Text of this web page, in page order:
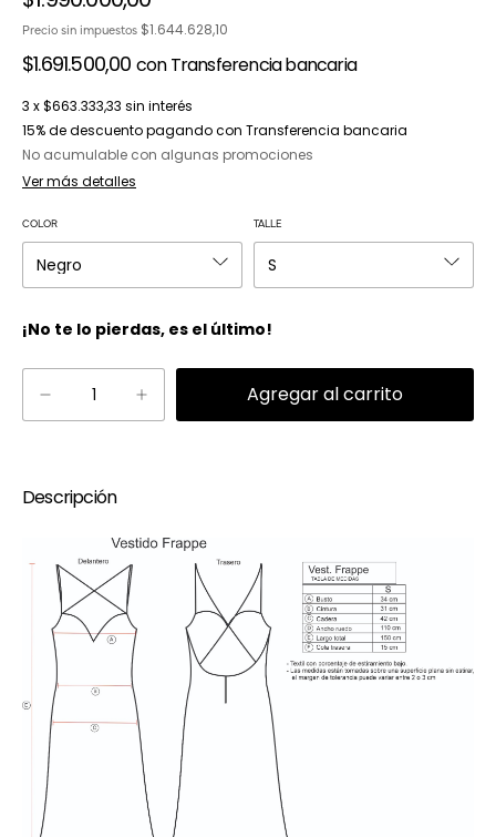
Precio sin impuestos $1.644.628,10
$1.691.500,00 conTransferencia bancaria
3 x$663.333,33 sin interés
15% de descuentopagando con Transferencia bancaria
No acumulable con algunas promociones
Ver más detalles
COLOR TALLE
¡No te lo pierdas, es el último!
Descripción